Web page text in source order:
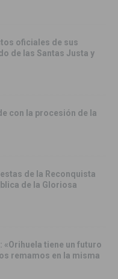
oficiales de sus
de las Santas Justa y
con la procesión de la
de la Reconquista
de la Gloriosa
«Orihuela tiene un futuro
remamos en la misma